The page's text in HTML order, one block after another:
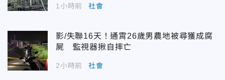
1小時前 社會
影/失聯16天！通霄26歲男農地被尋獲成腐
屍 監視器揪自摔亡
2小時前 社會